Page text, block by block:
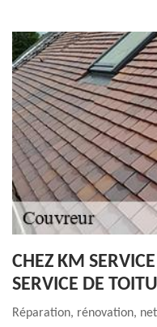
CHEZ KM
SERVICE DE
Réparation, rénovation,